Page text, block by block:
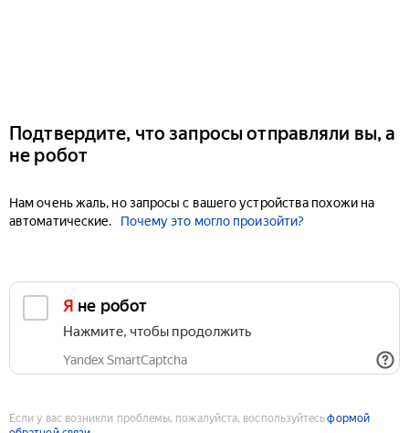
Подтвердите, что запросы отправляли вы, а
не робот
Нам очень жаль, но запросы с вашего устройства похожи на
автоматические.
Почему это могло произойти?
Я не робот
Нажмите, чтобы продолжить
Yandex SmartCaptcha
Если у вас возникли проблемы, пожалуйста, воспользуйтесьформой